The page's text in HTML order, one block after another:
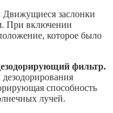
Движущиеся заслонки
При включении
которое было
фильтр.
способность
лучей.